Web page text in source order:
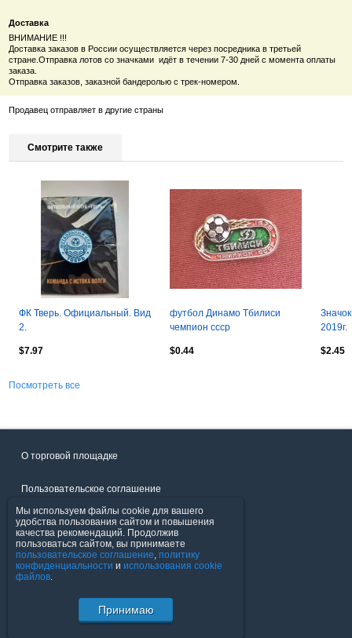
Доставка
ВНИМАНИЕ !!!
Доставка заказов в России осуществляется через посредника в третьей
стране.Отправка лотов со значками идёт в течении 7-30 дней с момента оплаты
заказа.
Отправка заказов, заказной бандеролью с трек-номером.
Продавец отправляет в другие страны
Смотрите также
ФК Тверь. Официальный. Вид
2.
$7.97
футбол Динамо Тбилиси
чемпион ссср
$0.44
2019г.
$2.45
Посмотреть все
О торговой площадке
Пользовательское соглашение
Политика конфиденциальности
Продавцы
© FavoritMarket.com
Мы используем файлы cookie для вашего
удобства пользования сайтом и повышения
качества рекомендаций. Продолжив
пользоваться сайтом, вы принимаете
пользовательское соглашение, политику
конфиденциальности и использования cookie
файлов.
Принимаю